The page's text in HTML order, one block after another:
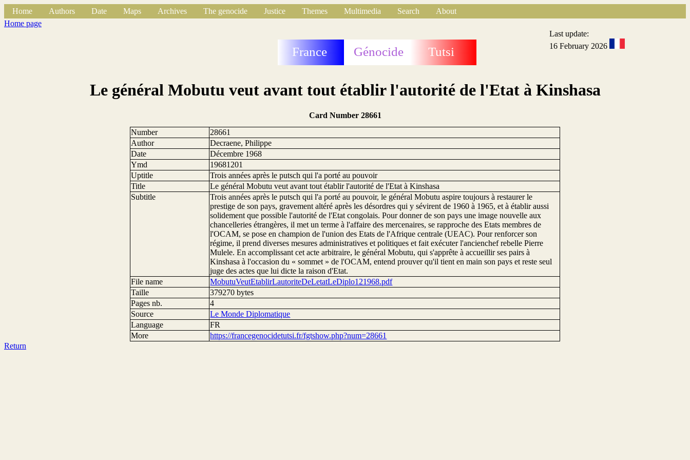
Home Authors Date Maps Archives The genocide Justice Themes Multimedia Search
About
Home page
France Génocide Tutsi
Last update:
16 February 2026
Le général Mobutu veut avant tout établir l'autorité de l'Etat à Kinshasa
Card Number 28661
Number
28661
Author
Decraene, Philippe
Date
Décembre 1968
Ymd
19681201
Uptitle
Trois années après le putsch qui l'a porté au pouvoir
Title
Le général Mobutu veut avant tout établir l'autorité de l'Etat à Kinshasa
Subtitle
Trois années après le putsch qui l'a porté au pouvoir, le général Mobutu aspire toujours à restaurer le
prestige de son pays, gravement altéré après les désordres qui y sévirent de 1960 à 1965, et à établir aussi
solidement que possible l'autorité de l'Etat congolais. Pour donner de son pays une image nouvelle aux
chancelleries étrangères, il met un terme à l'affaire des mercenaires, se rapproche des Etats membres de
l'OCAM, se pose en champion de l'union des Etats de l'Afrique centrale (UEAC). Pour renforcer son
régime, il prend diverses mesures administratives et politiques et fait exécuter l'ancienchef rebelle Pierre
Mulele. En accomplissant cet acte arbitraire, le général Mobutu, qui s'apprête à accueillir ses pairs à
Kinshasa à l'occasion du « sommet » de l'OCAM, entend prouver qu'il tient en main son pays et reste seul
juge des actes que lui dicte la raison d'Etat.
File name
MobutuVeutEtablirLautoriteDeLetatLeDiplo121968.pdf
Taille
379270 bytes
Pages nb.
4
Source
Le Monde Diplomatique
Language
FR
More
https://francegenocidetutsi.fr/fgtshow.php?num=28661
Return